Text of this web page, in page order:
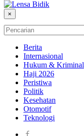
×
Berita
Internasional
Hukum & Kriminal
Haji 2026
Peristiwa
Politik
Kesehatan
Otomotif
Teknologi